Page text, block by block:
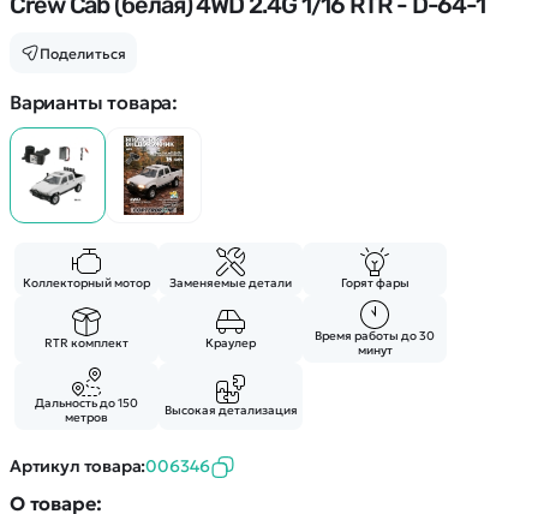
Поделиться
Варианты товара:
Коллекторный мотор Заменяемые детали Горят фары
RTR комплект Краулер
Время работы до 30
минут
Дальность до 150
метров
Высокая детализация
Артикул товара:006346
О товаре:
Катера
Роботы
Самолеты
Сборные модели
Спецтехника
Железные дороги
Конструкторы
Запчасти для моделей
Оптовые продажи
Статьи про беспилотники
Обзор квадрокоптеров
Аренда Квадрокоптеров
Покупка в кредит
Покупателю
Контакты
Оплата и доставка
Помощь
Отследить заказ
Оплата на сайте